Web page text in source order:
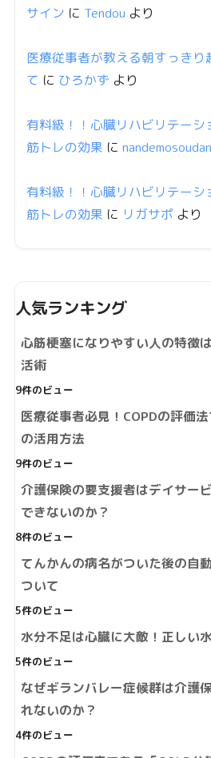
サイン に Tendou より
医療従事者が教える朝すっきり
て に ひろかず より
有料級！！心臓リハビリテーシ
筋トレの効果 に
有料級！！心臓リハビリテーシ
筋トレの効果 に リガサポ より
人気ランキング
心筋梗塞になりやすい人の特徴
活術
9件のビュー
医療従事者必見！COPDの評価法
の活用方法
9件のビュー
介護保険の要支援者はデイサー
できないのか？
8件のビュー
てんかんの病名がついた後の自
ついて
5件のビュー
水分不足は心臓に大敵！正しい
5件のビュー
なぜギランバレー症候群は介護
れないのか？
4件のビュー